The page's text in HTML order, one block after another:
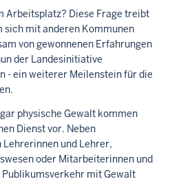
Arbeitsplatz? Diese Frage treibt
sich mit anderen Kommunen
von gewonnenen Erfahrungen
der Landesinitiative
- ein weiterer Meilenstein für die
physische Gewalt kommen
Dienst vor. Neben
und Lehrer,
oder Mitarbeiterinnen und
mit Gewalt